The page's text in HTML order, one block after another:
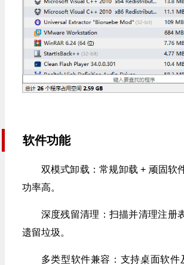
软件功能
双模式卸载：常规卸载 + 顽固软
功率高。
深度残留清理：扫描并清理注册
遗留垃圾。
多类型软件兼容：支持桌面软件